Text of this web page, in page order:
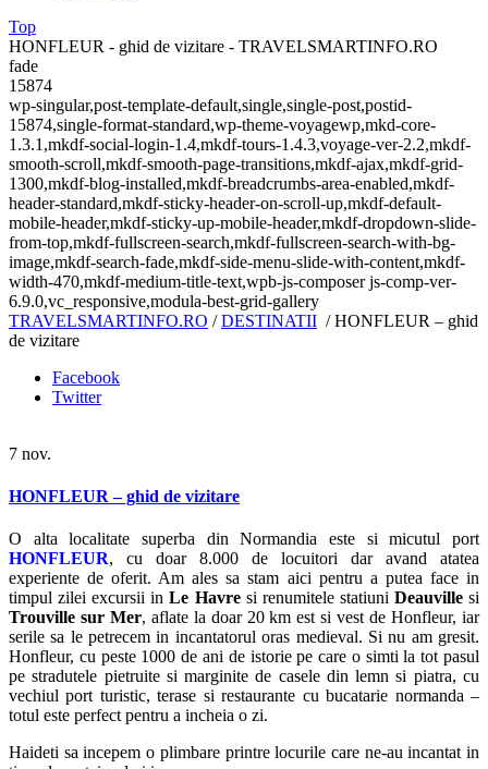
Top
HONFLEUR - ghid de vizitare - TRAVELSMARTINFO.RO
fade
15874
wp-singular,post-template-default,single,single-post,postid-
15874,single-format-standard,wp-theme-voyagewp,mkd-core-
1.3.1,mkdf-social-login-1.4,mkdf-tours-1.4.3,voyage-ver-2.2,mkdf-
smooth-scroll,mkdf-smooth-page-transitions,mkdf-ajax,mkdf-grid-
1300,mkdf-blog-installed,mkdf-breadcrumbs-area-enabled,mkdf-
header-standard,mkdf-sticky-header-on-scroll-up,mkdf-default-
mobile-header,mkdf-sticky-up-mobile-header,mkdf-dropdown-slide-
from-top,mkdf-fullscreen-search,mkdf-fullscreen-search-with-bg-
image,mkdf-search-fade,mkdf-side-menu-slide-with-content,mkdf-
width-470,mkdf-medium-title-text,wpb-js-composer js-comp-ver-
6.9.0,vc_responsive,modula-best-grid-gallery
TRAVELSMARTINFO.RO /DESTINATII /HONFLEUR – ghid
de vizitare
Facebook
Twitter
7 nov.
HONFLEUR – ghid de vizitare
O alta localitate superba din Normandia este si micutul port
HONFLEUR, cu doar 8.000 de locuitori dar avand atatea
experiente de oferit. Am ales sa stam aici pentru a putea face in
timpul zilei excursii inLe Havresi renumitele statiuni Deauvillesi
Trouville sur Mer, aflate la doar 20 km est si vest de Honfleur, iar
serile sa le petrecem in incantatorul oras medieval. Si nu am gresit.
Honfleur, cu peste 1000 de ani de istorie pe care o simti la tot pasul
pe stradutele pietruite si marginite de casele din lemn si piatra, cu
vechiul port turistic, terase si restaurante cu bucatarie normanda –
totul este perfect pentru a incheia o zi.
Haideti sa incepem o plimbare printre locurile care ne-au incantat in